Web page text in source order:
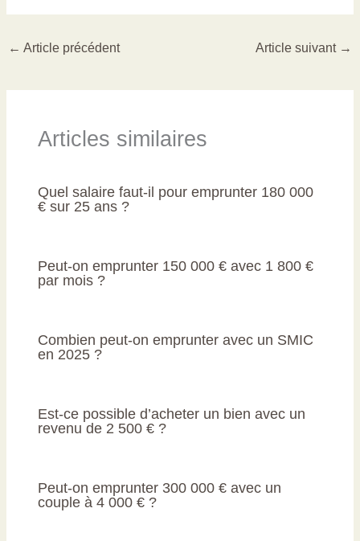
← Article précédent Article suivant →
Articles similaires
Quel salaire faut-il pour emprunter 180 000
€ sur 25 ans ?
Peut-on emprunter 150 000 € avec 1 800 €
par mois ?
Combien peut-on emprunter avec un SMIC
en 2025 ?
Est-ce possible d’acheter un bien avec un
revenu de 2 500 € ?
Peut-on emprunter 300 000 € avec un
couple à 4 000 € ?